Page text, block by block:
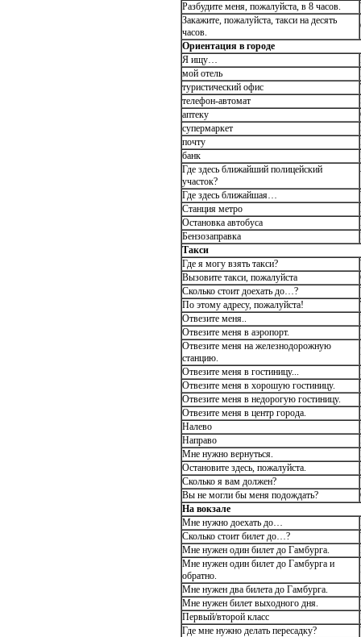
Разбудите меня, пожалуйста, в 8 часов.
Закажите, пожалуйста, такси на десять
часов.
Ориентация в городе
Я ищу…
мой отель
туристический офис
телефон-автомат
аптеку
супермаркет
почту
банк
Где здесь ближайший полицейский
участок?
Где здесь ближайшая…
Станция метро
Остановка автобуса
Бензозаправка
Такси
Где я могу взять такси?
Вызовите такси, пожалуйста
Сколько стоит доехать до…?
По этому адресу, пожалуйста!
Отвезите меня..
Отвезите меня в аэропорт.
Отвезите меня на железнодорожную
станцию.
Отвезите меня в гостиницу...
Отвезите меня в хорошую гостиницу.
Отвезите меня в недорогую гостиницу.
Отвезите меня в центр города.
Налево
Направо
Мне нужно вернуться.
Остановите здесь, пожалуйста.
Сколько я вам должен?
Вы не могли бы меня подождать?
На вокзале
Мне нужно доехать до…
Сколько стоит билет до…?
Мне нужен один билет до Гамбурга.
Мне нужен один билет до Гамбурга и
обратно.
Мне нужен два билета до Гамбурга.
Мне нужен билет выходного дня.
Первый/второй класс
Где мне нужно делать пересадку?